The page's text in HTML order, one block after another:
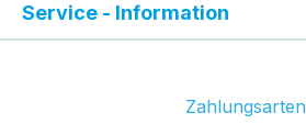
Service - Information
Zahlungsarten